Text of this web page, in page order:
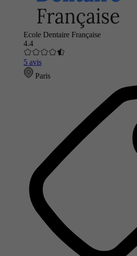
Ecole Dentaire Française
4.4
5 avis
Paris